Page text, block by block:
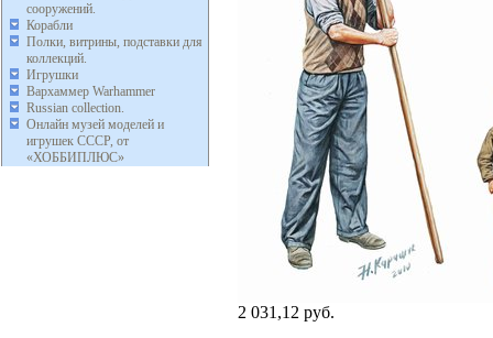
сооружений.
Корабли
Полки, витрины, подставки для
коллекций.
Игрушки
Вархаммер Warhammer
Russian collection.
Онлайн музей моделей и
игрушек СССР, от
«ХОББИПЛЮС»
2 031,12 руб.